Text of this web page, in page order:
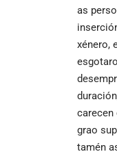
as
xénero,
carecen
grao
tamén